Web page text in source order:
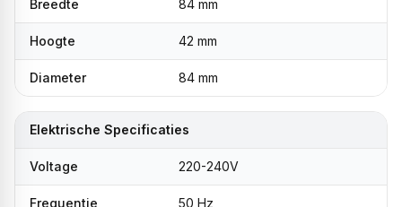
Breedte 84 mm
Hoogte 42 mm
Diameter 84 mm
Elektrische Specificaties
Voltage 220-240V
Frequentie 50 Hz